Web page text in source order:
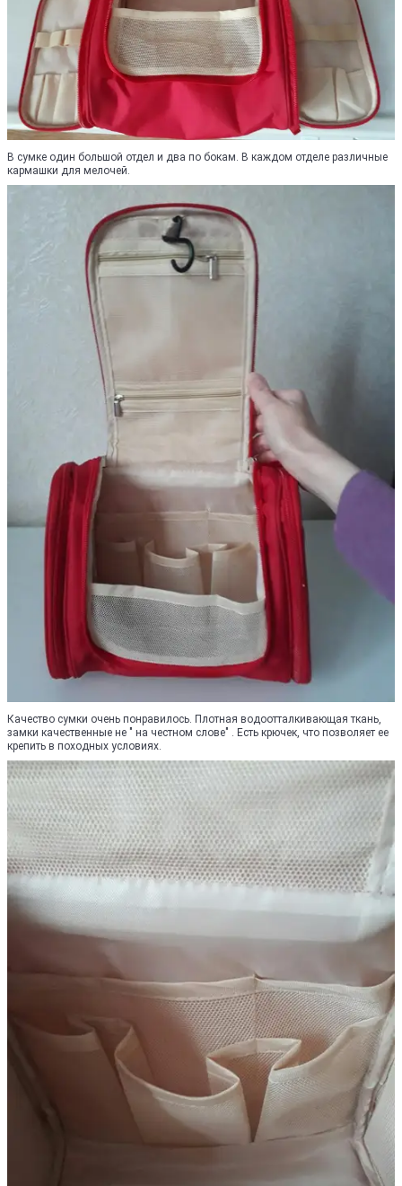
В сумке один большой отдел и два по бокам. В каждом отделе различные
кармашки для мелочей.
Качество сумки очень понравилось. Плотная водоотталкивающая ткань,
замки качественные не " на честном слове" . Есть крючек, что позволяет ее
крепить в походных условиях.